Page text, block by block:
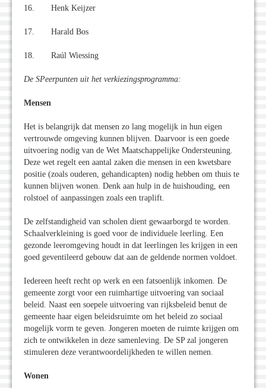
16. Henk Keijzer
17. Harald Bos
18. Raúl Wiessing
De SPeerpunten uit het verkiezingsprogramma:
Mensen
Het is belangrijk dat mensen zo lang mogelijk in hun eigen
vertrouwde omgeving kunnen blijven. Daarvoor is een goede
uitvoering nodig van de Wet Maatschappelijke Ondersteuning.
Deze wet regelt een aantal zaken die mensen in een kwetsbare
positie (zoals ouderen, gehandicapten) nodig hebben om thuis te
kunnen blijven wonen. Denk aan hulp in de huishouding, een
rolstoel of aanpassingen zoals een traplift.
De zelfstandigheid van scholen dient gewaarborgd te worden.
Schaalverkleining is goed voor de individuele leerling. Een
gezonde leeromgeving houdt in dat leerlingen les krijgen in een
goed geventileerd gebouw dat aan de geldende normen voldoet.
Iedereen heeft recht op werk en een fatsoenlijk inkomen. De
gemeente zorgt voor een ruimhartige uitvoering van sociaal
beleid. Naast een soepele uitvoering van rijksbeleid benut de
gemeente haar eigen beleidsruimte om het beleid zo sociaal
mogelijk vorm te geven. Jongeren moeten de ruimte krijgen om
zich te ontwikkelen in deze samenleving. De SP zal jongeren
stimuleren deze verantwoordelijkheden te willen nemen.
Wonen